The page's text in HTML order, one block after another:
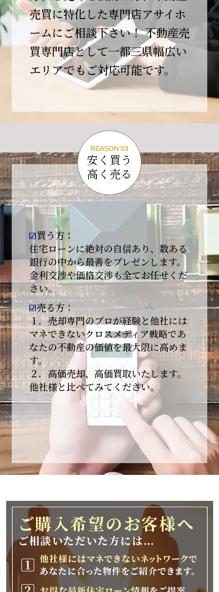
この節目を無事に迎えることができましたの
は、日頃よりご愛顧いただいているお客様、お
力添えをいただいている取引先の皆様、そして
支えてくださったすべての関係者の皆様のおか
げであり、心より深く感謝申し上げます。
10年という年月の中で、多くのご縁と学びをい
ただき、今日の当社があります。
しかしながら、10周年は通過点にすぎません。
る企業へと成長してまいります。
変化の激しい時代だからこそ、初心を忘れず、
挑戦を続け、社会に必要とされる存在であり続
けることをお約束いたします。
今後とも変わらぬご支援、ご指導を賜りますよ
う、何卒よろしくお願い申し上げます。
2026-01-09
【新年あけましておめでとうございます】
本日より始業いたしました。
昨年は多くのご縁とご支援をいただき、心より
感謝申し上げます。
本年も地域に根ざし、誠実な仕事を積み重ねて
参ります。
引き続きどうぞよろしくお願いいたします。
2025-12-20
【年末年始休業のお知らせ】
平素は格別のご愛顧を賜り、誠にありがとうご
下記期間を年末年始休業とさせて頂きます。
2025年12月25日(木)～2026年1月8日(木)
2026年1月9日(金)以降、順次対応させて頂きま
す。
ご不便をおかけいたしますが、何卒ご理解の程
よろしくお願いいたします。
売買に特化した専門店アサイホ
ームにご相談下さい！ 不動産売
買専門店として一都三県幅広い
エリアでもご対応可能です。
REASON 03
安く買う
高く売る
買う方：
住宅ローンに絶対の自信あり、数ある
銀行の中から最善をプレゼンします。
金利交渉や価格交渉も全てお任せくだ
さい。
売る方：
１．売却専門のプロが経験と他社には
マネできないクロスメディア戦略であ
なたの不動産の価値を最大限に高めま
す。
２．高価売却、高価買取いたします。
他社様と比べてみてください。